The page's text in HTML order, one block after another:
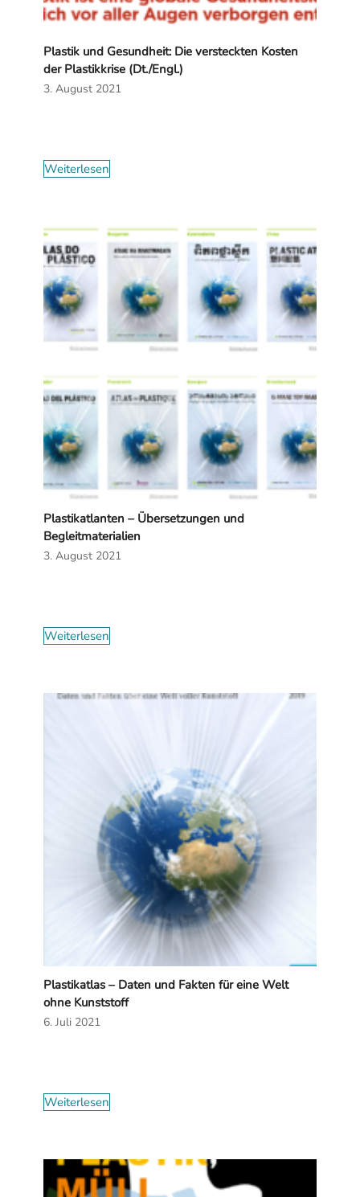
Plastik und Gesundheit: Die versteckten Kosten
der Plastikkrise (Dt./Engl.)
3. August 2021
Weiterlesen
Plastikatlanten – Übersetzungen und
Begleitmaterialien
3. August 2021
Weiterlesen
Plastikatlas – Daten und Fakten für eine Welt
ohne Kunststoff
6. Juli 2021
Weiterlesen